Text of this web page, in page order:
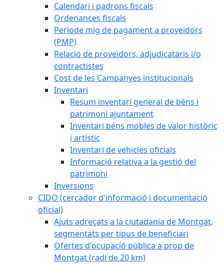
Calendari i padrons fiscals
Ordenances fiscals
Període mig de pagament a proveïdors
(PMP)
Relació de proveïdors, adjudicataris i/o
contractistes
Cost de les Campanyes institucionals
Inventari
Resum inventari general de béns i
patrimoni ajuntament
Inventari béns mobles de valor històric
i artístic
Inventari de vehicles oficials
Informació relativa a la gestió del
patrimoni
Inversions
CIDO (cercador d'informació i documentació
oficial)
Ajuts adreçats a la ciutadania de Montgat,
segmentats per tipus de beneficiari
Ofertes d'ocupació pública a prop de
Montgat (radi de 20 km)